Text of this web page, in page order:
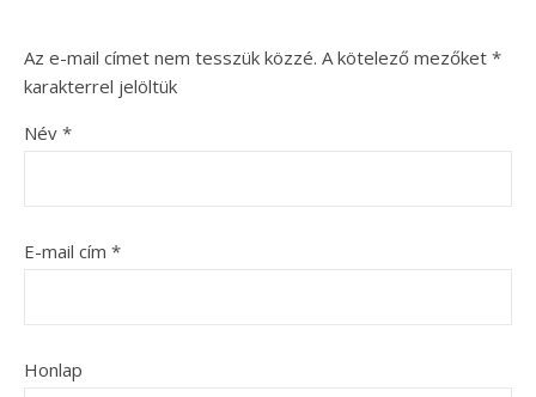
Az e-mail címet nem tesszük közzé. A kötelező mezőket *
karakterrel jelöltük
Név *
E-mail cím *
Honlap